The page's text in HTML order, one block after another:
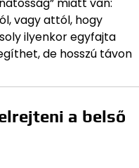
miatt van:
vagy attól, hogy
ilyenkor egyfajta
de hosszú távon
a belső